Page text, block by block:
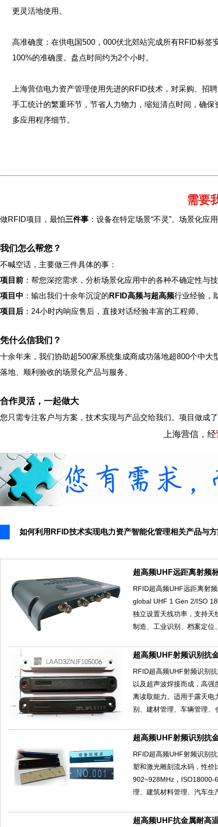
更灵活地使用。
高准确度：在供电国500，000伏北郊站完成所有RFID标
100%的准确度。盘点时间约为2个小时。
上海营信电力资产管理使用先进的RFID技术，对采购、招
手工统计的繁重环节，节省人力物力，缩短清点时间，确
多应用程序细节。
需要
做RFID项目，最怕三件事 ：设备在特定场景“不灵”、场景化
我们怎么帮您？
不喊空话，主要做三件具体的事：
项目前 ：帮您深挖需求，分析场景化应用中的各种不确定性与
项目中 ：输出我们十余年沉淀的 RFID高频与超高频行业经验，
项目后 ：24小时内响应售后，直接对话经验丰富的工程师。
凭什么信我们？
十余年来，我们协助超500家系统集成商成功落地超800个中大
落地、顺利验收的场景化产品与服务。
合作灵活，一起做大
您只需专注客户与方案，技术实现与产品交给我们。项目做成
上海营信，经
如何利用RFID技术实现电力资产智能化管理相关产品与
超高频UHF远距离射频
RFID超高频UHF远距离射
global UHF 1 Gen 2/ISO
独立设置天线功率，支持天
制造、工业识别、档案定位
超高频UHF射频识别抗
RFID超高频UHF射频识别
以及超声波焊接而成，高
离读取能力。适用于露天电
别、建材管理、车辆管理、
超高频UHF射频识别抗
RFID超高频UHF射频识别
塑和激光雕刻流水码，性
902~928MHz，ISO18000-
理、建筑材料管理、汽车生
超高频UHF抗金属耐高